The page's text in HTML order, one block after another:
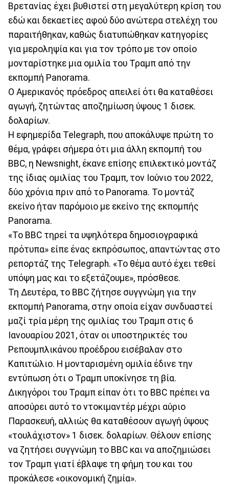
Βρετανίας έχει βυθιστεί στη μεγαλύτερη κρίση του
εδώ και δεκαετίες αφού δύο ανώτερα στελέχη του
παραιτήθηκαν, καθώς διατυπώθηκαν κατηγορίες
για μεροληψία και για τον τρόπο με τον οποίο
μονταρίστηκε μια ομιλία του Τραμπ από την
εκπομπή Panorama.
Ο Αμερικανός πρόεδρος απειλεί ότι θα καταθέσει
αγωγή, ζητώντας αποζημίωση ύψους 1 δισεκ.
δολαρίων.
Η εφημερίδα Telegraph, που αποκάλυψε πρώτη το
θέμα, γράφει σήμερα ότι μια άλλη εκπομπή του
BBC, η Newsnight, έκανε επίσης επιλεκτικό μοντάζ
της ίδιας ομιλίας του Τραμπ, τον Ιούνιο του 2022,
δύο χρόνια πριν από το Panorama. Το μοντάζ
εκείνο ήταν παρόμοιο με εκείνο της εκπομπής
Panorama.
«Το BBC τηρεί τα υψηλότερα δημοσιογραφικά
πρότυπα» είπε ένας εκπρόσωπος, απαντώντας στο
ρεπορτάζ της Telegraph. «Το θέμα αυτό έχει τεθεί
υπόψη μας και το εξετάζουμε», πρόσθεσε.
Τη Δευτέρα, το BBC ζήτησε συγγνώμη για την
εκπομπή Panorama, στην οποία είχαν συνδυαστεί
μαζί τρία μέρη της ομιλίας του Τραμπ στις 6
Ιανουαρίου 2021, όταν οι υποστηρικτές του
Ρεπουμπλικάνου προέδρου εισέβαλαν στο
Καπιτώλιο. Η μονταρισμένη ομιλία έδινε την
εντύπωση ότι ο Τραμπ υποκίνησε τη βία.
Δικηγόροι του Τραμπ είπαν ότι το BBC πρέπει να
αποσύρει αυτό το ντοκιμαντέρ μέχρι αύριο
Παρασκευή, αλλιώς θα καταθέσουν αγωγή ύψους
«τουλάχιστον» 1 δισεκ. δολαρίων. Θέλουν επίσης
να ζητήσει συγγνώμη το BBC και να αποζημιώσει
τον Τραμπ γιατί έβλαψε τη φήμη του και του
προκάλεσε «οικονομική ζημία».